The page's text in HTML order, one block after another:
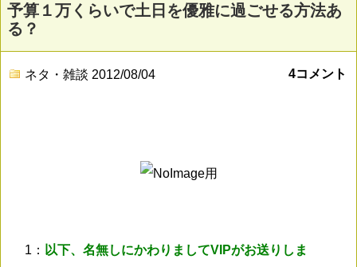
予算１万くらいで土日を優雅に過ごせる方法あ
る？
ネタ・雑談 2012/08/04 4コメント
1： 以下、名無しにかわりましてVIPがお送りしま